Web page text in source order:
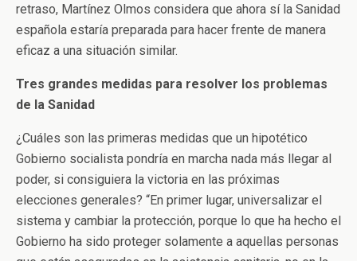
retraso, Martínez Olmos considera que ahora sí la Sanidad
española estaría preparada para hacer frente de manera
eficaz a una situación similar.
Tres grandes medidas para resolver los problemas
de la Sanidad
¿Cuáles son las primeras medidas que un hipotético
Gobierno socialista pondría en marcha nada más llegar al
poder, si consiguiera la victoria en las próximas
elecciones generales? “En primer lugar, universalizar el
sistema y cambiar la protección, porque lo que ha hecho el
Gobierno ha sido proteger solamente a aquellas personas